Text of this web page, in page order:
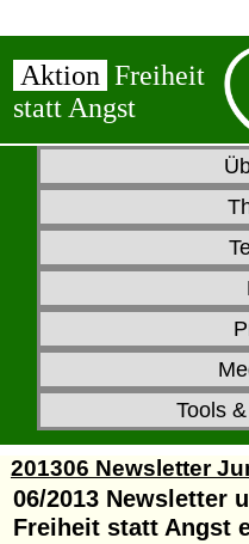
Aktion Freiheit
statt Angst
Tools
201306 Newsletter
06/2013 Newsletter
Freiheit statt Angst